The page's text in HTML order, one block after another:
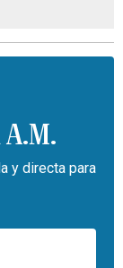
y directa para